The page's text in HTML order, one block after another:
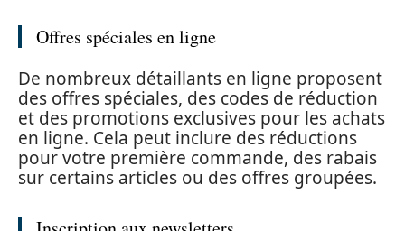
Offres spéciales en ligne
De nombreux détaillants en ligne proposent
des offres spéciales, des codes de réduction
et des promotions exclusives pour les achats
en ligne. Cela peut inclure des réductions
pour votre première commande, des rabais
sur certains articles ou des offres groupées.